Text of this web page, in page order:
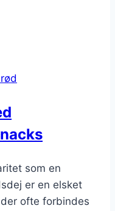
som en
er en elsket
ofte forbindes